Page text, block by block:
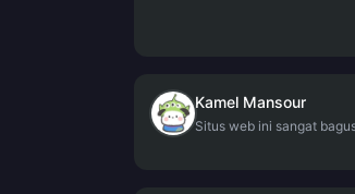
Kamel Mansour
Situs web ini sangat